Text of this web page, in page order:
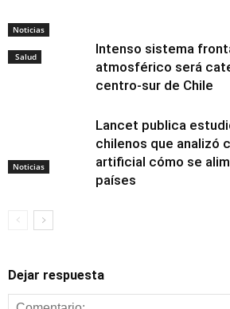
Noticias
Salud
Noticias
Intenso sistema
atmosférico será
centro-sur de Chile
Alimentación y
nutrición
Lancet publica
chilenos que analizó
artificial cómo se
países
Dejar respuesta